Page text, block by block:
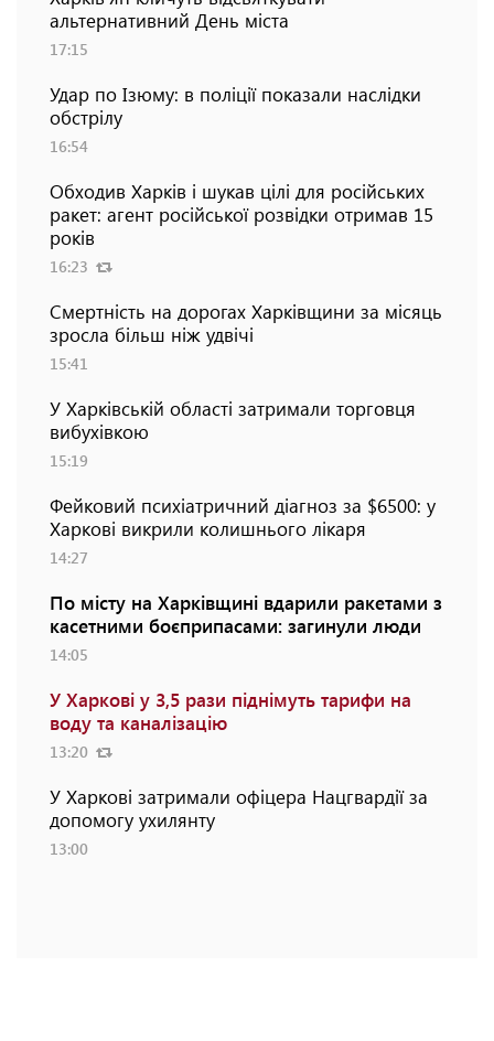
альтернативний День міста
17:15
Удар по Ізюму: в поліції показали наслідки
обстрілу
16:54
Обходив Харків і шукав цілі для російських
ракет: агент російської розвідки отримав 15
років
16:23
Смертність на дорогах Харківщини за місяць
зросла більш ніж удвічі
15:41
У Харківській області затримали торговця
вибухівкою
15:19
Фейковий психіатричний діагноз за $6500: у
Харкові викрили колишнього лікаря
14:27
По місту на Харківщині вдарили ракетами з
касетними боєприпасами: загинули люди
14:05
У Харкові у 3,5 рази піднімуть тарифи на
воду та каналізацію
13:20
У Харкові затримали офіцера Нацгвардії за
допомогу ухилянту
13:00